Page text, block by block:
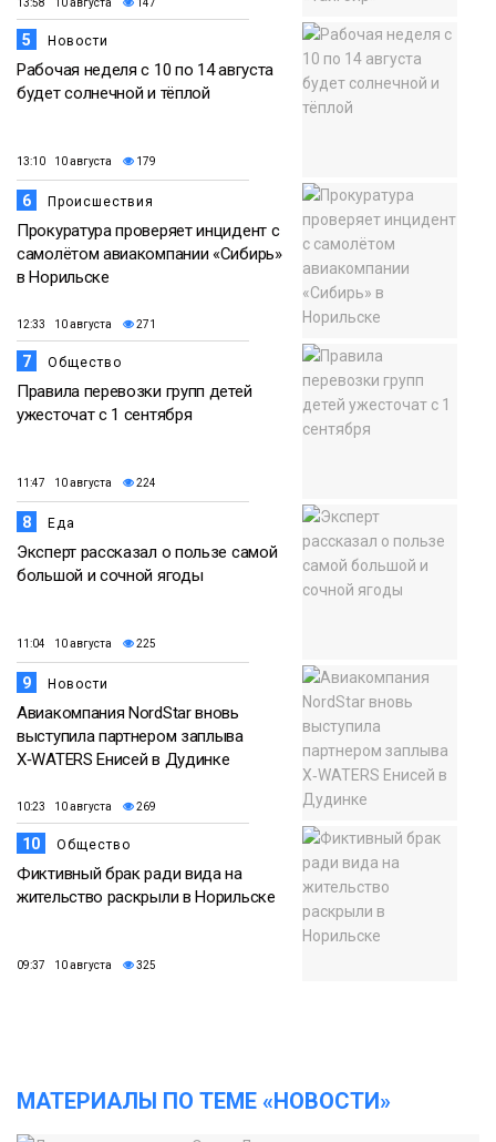
13:58 10 августа 147
5 Новости
Рабочая неделя с 10 по 14 августа
будет солнечной и тёплой
13:10 10 августа 179
6 Происшествия
Прокуратура проверяет инцидент с
самолётом авиакомпании «Сибирь»
в Норильске
12:33 10 августа 271
7 Общество
Правила перевозки групп детей
ужесточат с 1 сентября
11:47 10 августа 224
8 Еда
Эксперт рассказал о пользе самой
большой и сочной ягоды
11:04 10 августа 225
9 Новости
Авиакомпания NordStar вновь
выступила партнером заплыва
X‑WATERS Енисей в Дудинке
10:23 10 августа 269
10 Общество
Фиктивный брак ради вида на
жительство раскрыли в Норильске
09:37 10 августа 325
МАТЕРИАЛЫ ПО ТЕМЕ «НОВОСТИ»